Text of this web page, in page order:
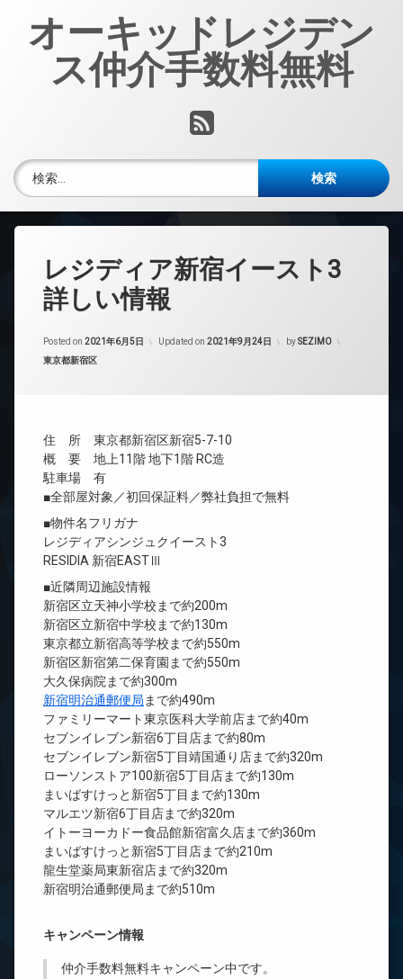
オーキッドレジデン
ス仲介手数料無料
RSS
検索:
レジディア新宿イースト3
詳しい情報
Posted on 2021年6月5日 Updated on 2021年9月24日 bySEZIMO
カテゴリー:
東京都新宿区
住 所 東京都新宿区新宿5-7-10
概 要 地上11階 地下1階 RC造
駐車場 有
■全部屋対象／初回保証料／弊社負担で無料
■物件名フリガナ
レジディアシンジュクイースト3
RESIDIA 新宿EASTⅢ
■近隣周辺施設情報
新宿区立天神小学校まで約200m
新宿区立新宿中学校まで約130m
東京都立新宿高等学校まで約550m
新宿区新宿第二保育園まで約550m
大久保病院まで約300m
新宿明治通郵便局 まで約490m
ファミリーマート東京医科大学前店まで約40m
セブンイレブン新宿6丁目店まで約80m
セブンイレブン新宿5丁目靖国通り店まで約320m
ローソンストア100新宿5丁目店まで約130m
まいばすけっと新宿5丁目まで約130m
マルエツ新宿6丁目店まで約320m
イトーヨーカドー食品館新宿富久店まで約360m
まいばすけっと新宿5丁目店まで約210m
龍生堂薬局東新宿店まで約320m
新宿明治通郵便局まで約510m
キャンペーン情報
仲介手数料無料キャンペーン中です。